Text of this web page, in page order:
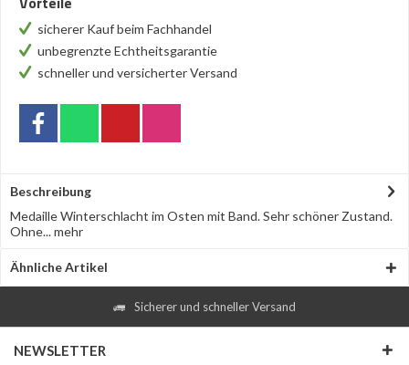
sicherer Kauf beim Fachhandel
unbegrenzte Echtheitsgarantie
schneller und versicherter Versand
Beschreibung
Medaille Winterschlacht im Osten mit Band. Sehr schöner Zustand.
Ohne...mehr
Ähnliche Artikel
Sicherer und schneller Versand
NEWSLETTER